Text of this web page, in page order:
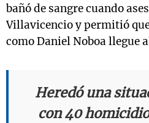
bañó de sangre cuando
Villavicencio y permitió
como Daniel Noboa llegue
Heredó una
con 40